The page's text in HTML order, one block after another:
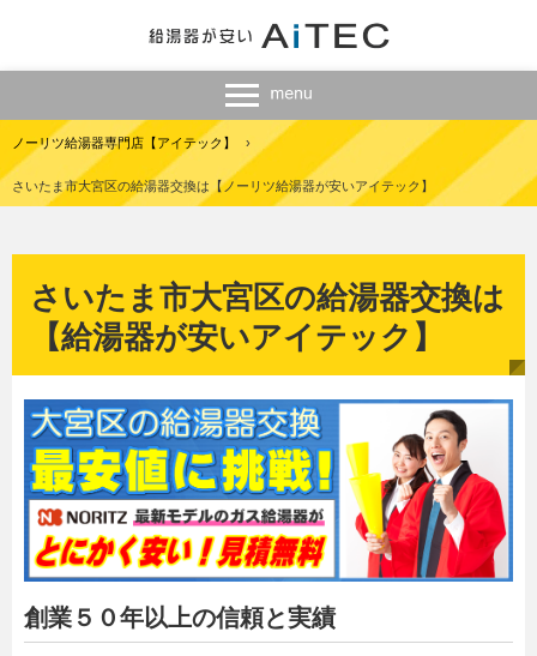
ノーリツ給湯器専門店【アイテック】 ›
さいたま市大宮区の給湯器交換は【ノーリツ給湯器が安いアイテック】
さいたま市大宮区の給湯器交換は
【給湯器が安いアイテック】
創業５０年以上の信頼と実績